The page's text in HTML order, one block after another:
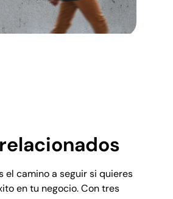
el camino a seguir si quieres
en tu negocio. Con tres